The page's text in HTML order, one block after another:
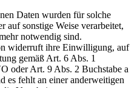
Daten wurden für solche
auf sonstige Weise verarbeitet,
notwendig sind.
widerruft ihre Einwilligung, auf
gemäß Art. 6 Abs. 1
oder Art. 9 Abs. 2 Buchstabe a
es fehlt an einer anderweitigen